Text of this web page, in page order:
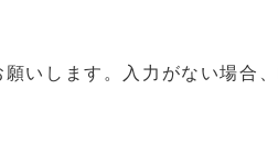
いします。入力がない場合